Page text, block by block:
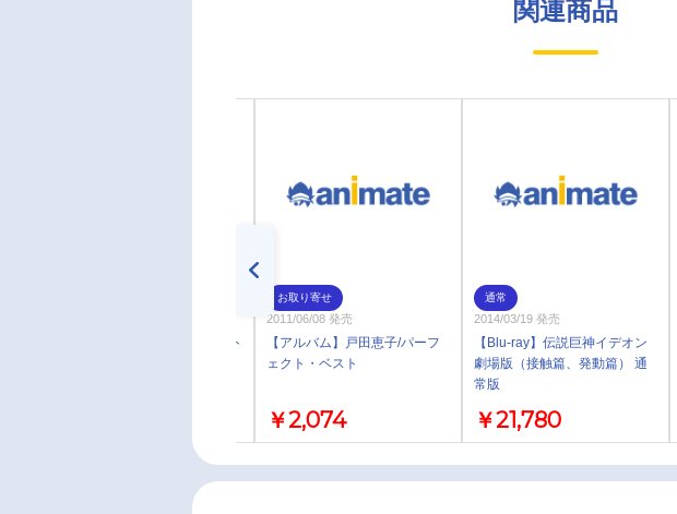
関連商品
【アルバム】スーパーロボット
お取り寄せ
2011/06/08 発売
【アルバム】戸田恵子/パーフ
ェクト・ベスト
￥2,074
通常
2014/03/19 発売
【Blu-ray】伝説巨神イデオン
劇場版（接触篇、発動篇） 通
常版
￥21,780
TVアニメ『戦